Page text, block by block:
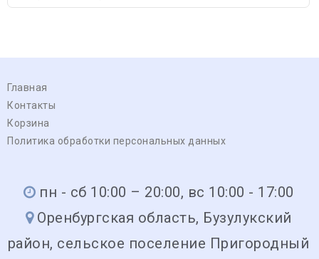
Главная
Контакты
Корзина
Политика обработки персональных данных
пн - сб 10:00 – 20:00, вс 10:00 - 17:00
Оренбургская область, Бузулукский
район, сельское поселение Пригородный